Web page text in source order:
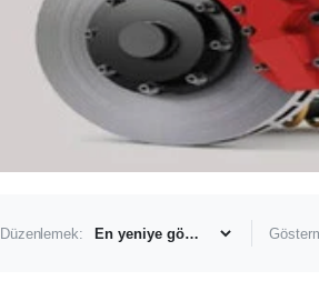
Düzenlemek: